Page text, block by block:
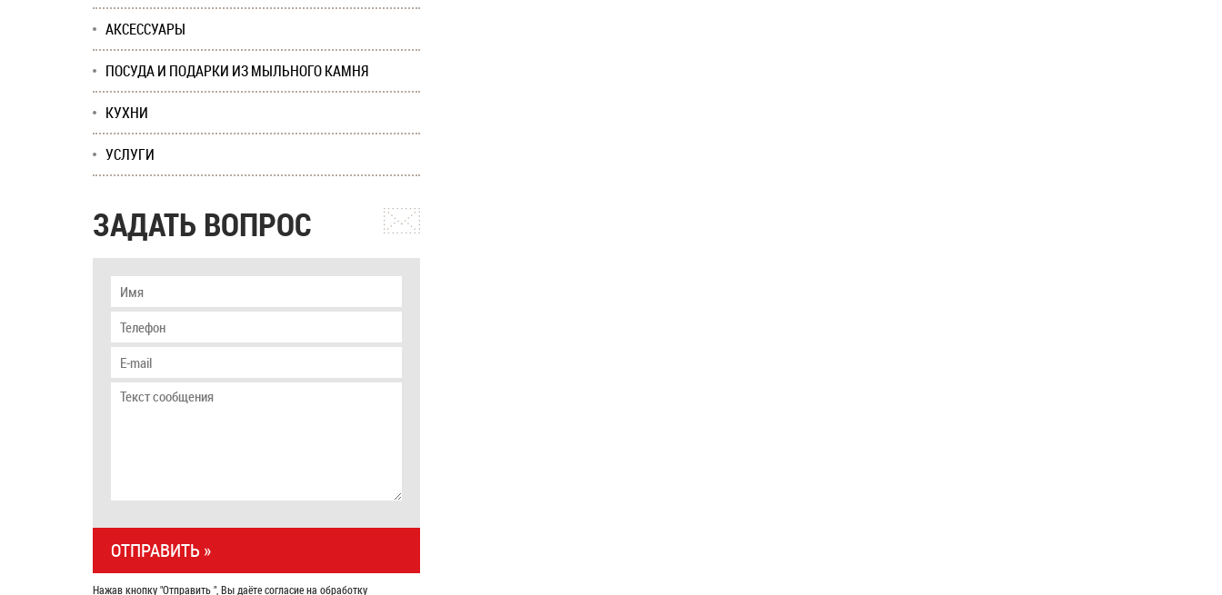
АКСЕССУАРЫ
ПОСУДА И ПОДАРКИ ИЗ МЫЛЬНОГО КАМНЯ
КУХНИ
УСЛУГИ
ЗАДАТЬ ВОПРОС
Нажав кнопку "Отправить ", Вы даёте согласие на обработку